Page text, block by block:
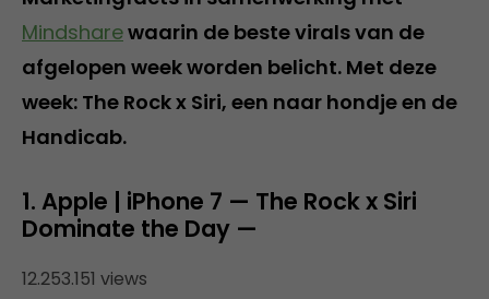
Mindsharewaarin de beste virals van de
afgelopen week worden belicht. Met deze
week: The Rock x Siri, een naar hondje en de
Handicab.
1. Apple | iPhone 7 — The Rock x Siri
Dominate the Day —
12.253.151 views